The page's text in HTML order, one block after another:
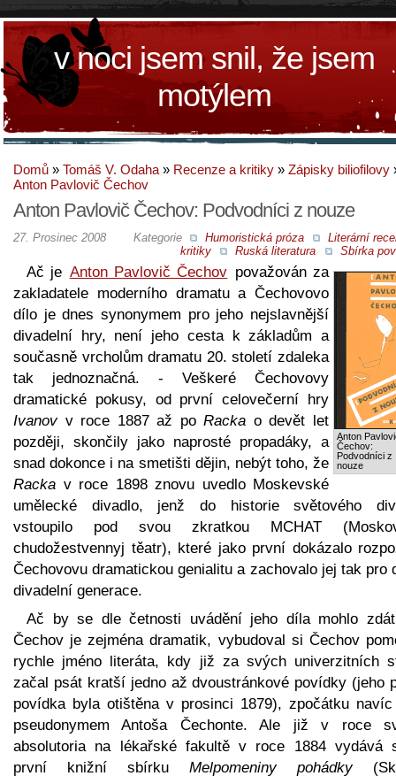
v noci jsem snil, že jsem
motýlem
Domů » Tomáš V. Odaha » Recenze a kritiky » Zápisky biliofilovy
Anton Pavlovič Čechov
Anton Pavlovič Čechov: Podvodníci z nouze
Kategorie Humoristická próza
Literární
kritiky
Ruská literatura Sbírka
27. Prosinec 2008
Anton
Čechov:
Podvodníci z
nouze
Ač je Anton Pavlovič Čechov považován za
zakladatele moderního dramatu a Čechovovo
dílo je dnes synonymem pro jeho nejslavnější
divadelní hry, není jeho cesta k základům a
současně vrcholům dramatu 20. století zdaleka
tak jednoznačná. - Veškeré Čechovovy
dramatické pokusy, od první celovečerní hry
Ivanov v roce 1887 až poRacka o devět let
později, skončily jako naprosté propadáky, a
snad dokonce i na smetišti dějin, nebýt toho, že
Racka v roce 1898 znovu uvedlo Moskevské
umělecké divadlo, jenž do historie světového
vstoupilo pod svou zkratkou MCHAT
chudožestvennyj těatr), které jako první dokázalo
Čechovovu dramatickou genialitu a zachovalo jej tak pro
divadelní generace.
Ač by se dle četnosti uvádění jeho díla mohlo
Čechov je zejména dramatik, vybudoval si Čechov
rychle jméno literáta, kdy již za svých univerzitních
začal psát kratší jedno až dvoustránkové povídky (jeho
povídka byla otištěna v prosinci 1879), zpočátku navíc
pseudonymem Antoša Čechonte. Ale již v roce
absolutoria na lékařské fakultě v roce 1884 vydává
první knižní sbírku Melpomeniny pohádky